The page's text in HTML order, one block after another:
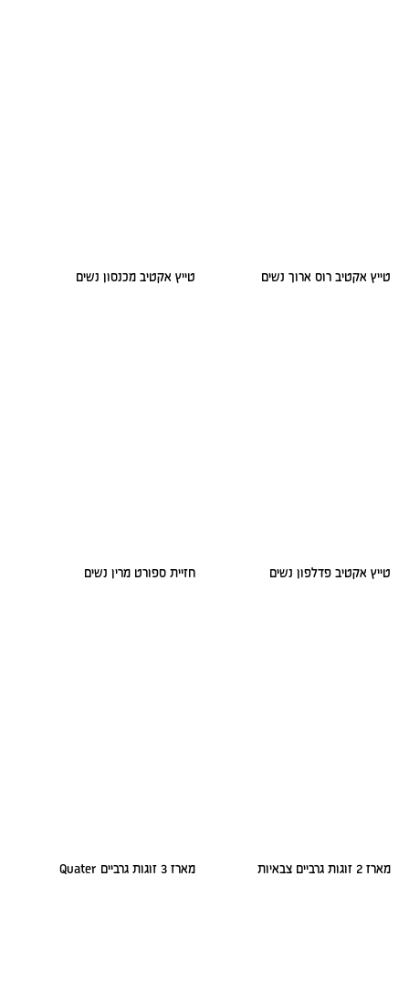
טייץ אקטיב רוס ארוך נשים טייץ אקטיב מכנסון נשים
טייץ אקטיב פדלפון נשים חזיית ספורט מרין נשים
מארז 2 זוגות גרביים צבאיות מארז 3 זוגות גרביים Quater